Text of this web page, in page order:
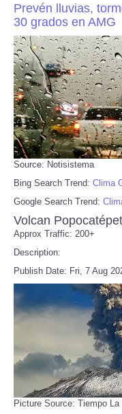
Prevén lluvias,
30 grados en AMG
Source: Notisistema
Bing Search Trend: Clima
Google Search Trend:
Volcan
Approx Traffic: 200+
Description:
Publish Date: Fri, 7 Aug
Picture Source: Tiempo La